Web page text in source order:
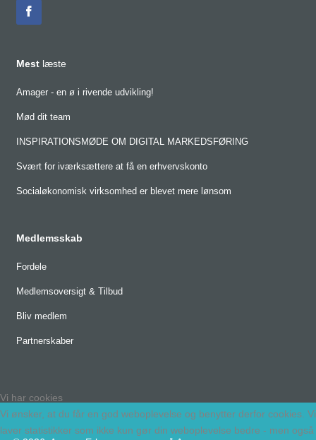
Mest læste
Amager - en ø i rivende udvikling!
Mød dit team
INSPIRATIONSMØDE OM DIGITAL MARKEDSFØRING
Svært for iværksættere at få en erhvervskonto
Socialøkonomisk virksomhed er blevet mere lønsom
Medlemsskab
Fordele
Medlemsoversigt & Tilbud
Bliv medlem
Partnerskaber
Vi har cookies
Vi ønsker, at du får en god weboplevelse og benytter derfor cookies. Vi
laver statistikker som ikke kun gør din weboplevelse bedre - men også